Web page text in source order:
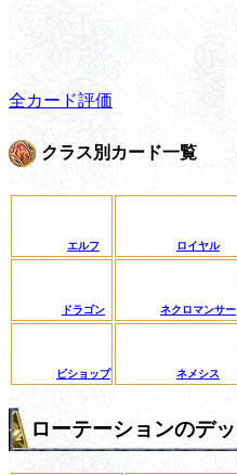
全カード評価
クラス別カード一覧
エルフ ロイヤル
ドラゴン ネクロマンサー
ビショップ ネメシス
ローテーションのデ